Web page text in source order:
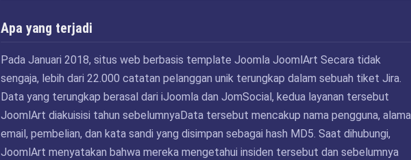
Apa yang terjadi
Pada Januari 2018, situs web berbasis template Joomla JoomlArt Secara tidak
sengaja, lebih dari 22.000 catatan pelanggan unik terungkap dalam sebuah tiket Jira.
Data yang terungkap berasal dari iJoomla dan JomSocial, kedua layanan tersebut
JoomlArt diakuisisi tahun sebelumnyaData tersebut mencakup nama pengguna,
email, pembelian, dan kata sandi yang disimpan sebagai hash MD5. Saat dihubungi,
JoomlArt menyatakan bahwa mereka mengetahui insiden tersebut dan sebelumnya